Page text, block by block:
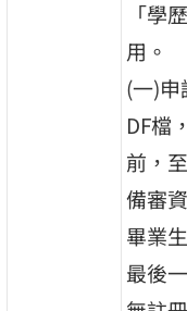
「學
用。
(一)
DF檔
前，
備審
畢業
最後